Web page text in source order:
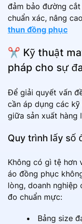
đảm bảo đường
chuẩn xác, nâng
thun đồng phục
✂️ Kỹ thuật
pháp cho sự
Để giải quyết vấn
cần áp dụng các
giữa sản xuất hàng
Quy trình lấy số
Không có gì tệ hơn
áo đồng phục
lòng, doanh
đo chuẩn mực:
Bảng size